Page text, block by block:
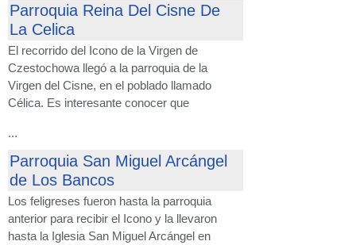
Parroquia Reina Del Cisne De
La Celica
El recorrido del Icono de la Virgen de
Czestochowa llegó a la parroquia de la
Virgen del Cisne, en el poblado llamado
Célica. Es interesante conocer que
...
Parroquia San Miguel Arcángel
de Los Bancos
Los feligreses fueron hasta la parroquia
anterior para recibir el Icono y la llevaron
hasta la Iglesia San Miguel Arcángel en